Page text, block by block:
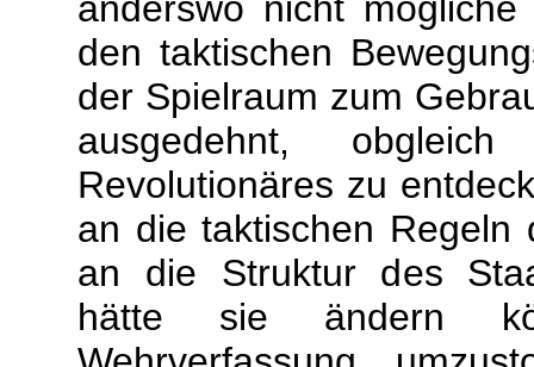
anderswo nicht
den taktischen
der Spielraum zum
ausgedehnt,
Revolutionäres zu
an die taktischen Regeln
an die Struktur des
hätte sie ändern